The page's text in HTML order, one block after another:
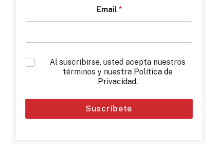
Email *
*
Al suscribirse, usted acepta nuestros
términos y nuestra Política de
Privacidad.
Suscríbete